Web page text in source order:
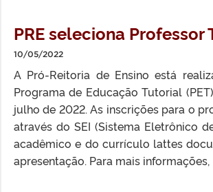
PRE seleciona Professor
10/05/2022
A Pró-Reitoria de Ensino está
Programa de Educação Tutorial
julho de 2022. As inscrições para o
através do SEI (Sistema Eletrônico
acadêmico e do currículo lattes
apresentação. Para mais informações,